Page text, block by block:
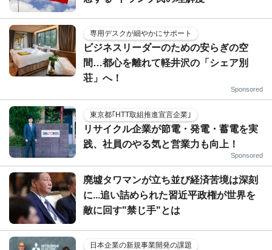
専用デスクが細やかにサポート
ビジネスリーダーのための安らぎの空
間…都心を離れて軽井沢の「シェア別
荘」へ！
Sponsored
東京都｢HTT取組推進宣言企業｣
リサイクル企業が節電・発電・蓄電を実
践、社員のやる気と営業力も向上！
Sponsored
廃墟タワマンが立ち並び経済苦境は深刻
に...追い詰められた習近平政権が世界を
敵に回す"禁じ手"とは
日本企業の新規事業開発の課題